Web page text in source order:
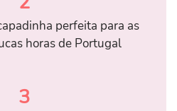
perfeita para as
horas de Portugal
3